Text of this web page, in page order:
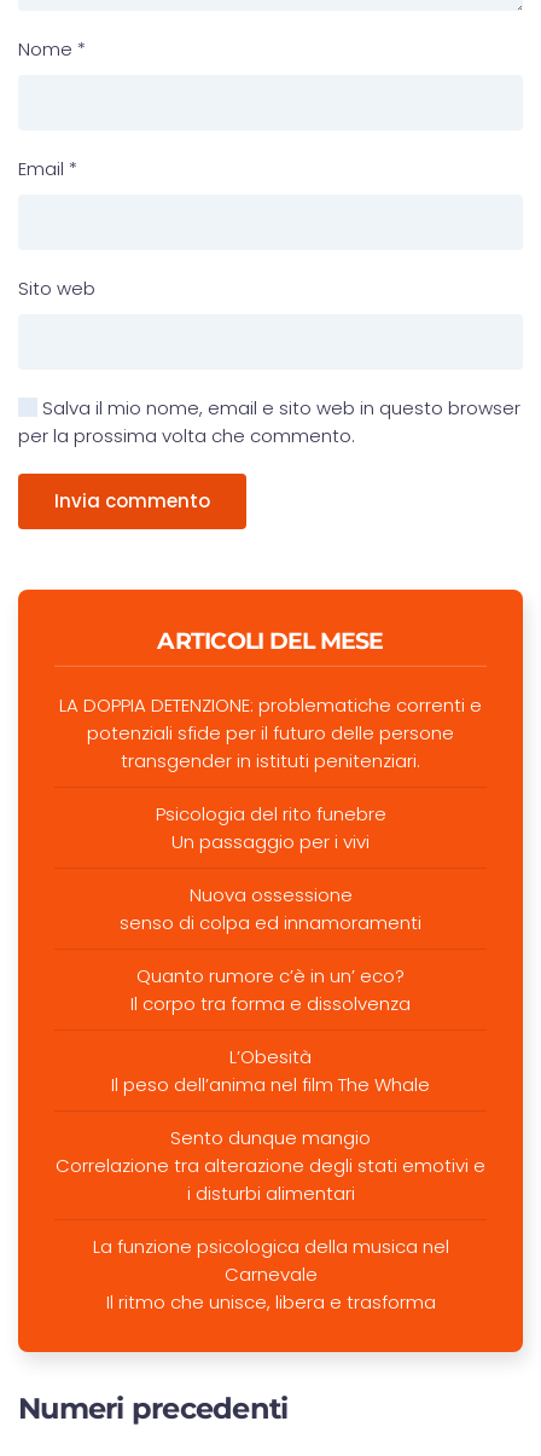
Nome *
Email *
Sito web
Salva il mio nome, email e sito web in questo browser
per la prossima volta che commento.
Invia commento
ARTICOLI DEL MESE
LA DOPPIA DETENZIONE: problematiche correnti e
potenziali sfide per il futuro delle persone
transgender in istituti penitenziari.
Psicologia del rito funebre
Un passaggio per i vivi
Nuova ossessione
senso di colpa ed innamoramenti
Quanto rumore c’è in un’ eco?
Il corpo tra forma e dissolvenza
L’Obesità
Il peso dell’anima nel film The Whale
Sento dunque mangio
Correlazione tra alterazione degli stati emotivi e
i disturbi alimentari
La funzione psicologica della musica nel
Carnevale
Il ritmo che unisce, libera e trasforma
Numeri precedenti